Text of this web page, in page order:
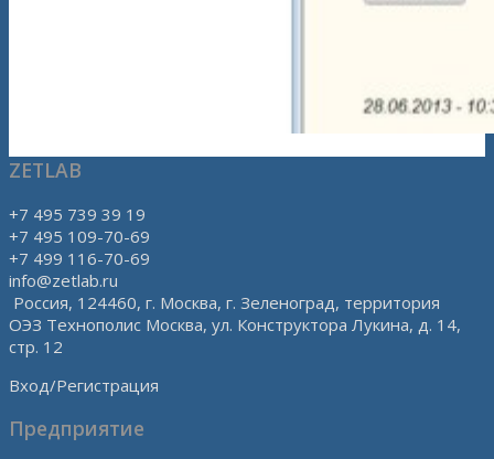
ZETLAB
+7 495 739 39 19
+7 495 109-70-69
+7 499 116-70-69
info@zetlab.ru
Россия, 124460, г. Москва, г. Зеленоград, территория
ОЭЗ Технополис Москва, ул. Конструктора Лукина, д. 14,
стр. 12
Вход/Регистрация
Предприятие